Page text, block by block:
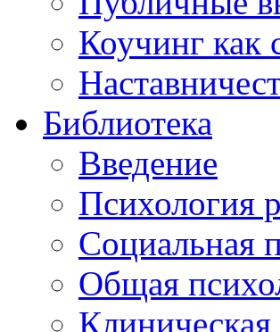
Коучинг как
Библиотека
Введение
Психология
Социальная
Общая